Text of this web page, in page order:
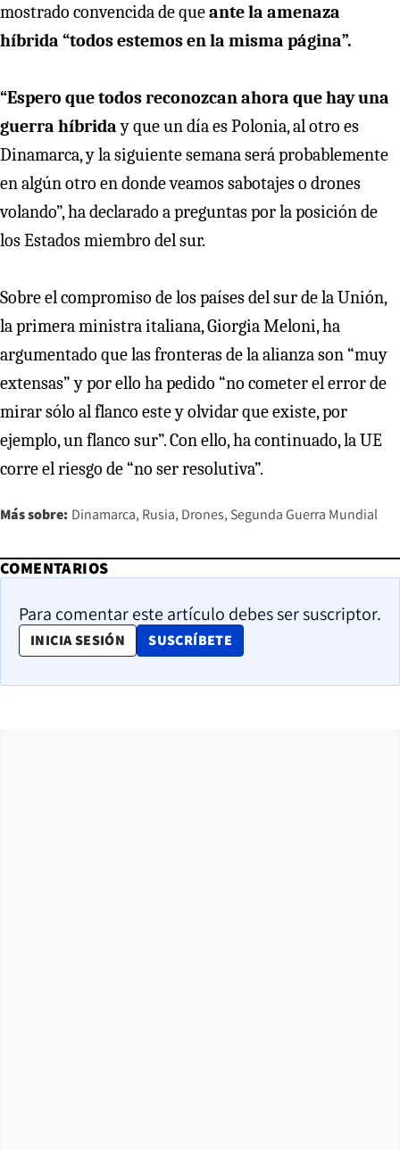
mostrado convencida de queante la amenaza
híbrida “todos estemos en la misma página”.
“Espero que todos reconozcan ahora que hay una
guerra híbriday que un día es Polonia, al otro es
Dinamarca, y la siguiente semana será probablemente
en algún otro en donde veamos sabotajes o drones
volando”, ha declarado a preguntas por la posición de
los Estados miembro del sur.
Sobre el compromiso de los países del sur de la Unión,
la primera ministra italiana, Giorgia Meloni, ha
argumentado que las fronteras de la alianza son “muy
extensas” y por ello ha pedido “no cometer el error de
mirar sólo al flanco este y olvidar que existe, por
ejemplo, un flanco sur”. Con ello, ha continuado, la UE
corre el riesgo de “no ser resolutiva”.
Más sobre: Dinamarca Rusia Drones Segunda Guerra Mundial
COMENTARIOS
Para comentar este artículo debes ser suscriptor.
INICIA SESIÓN SUSCRÍBETE
OPENS IN NEW WINDOW